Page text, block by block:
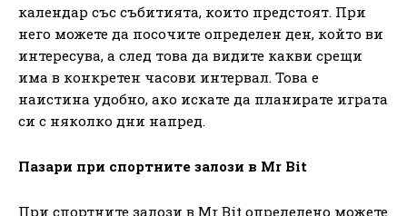
календар със събитията, които предстоят. При
него можете да посочите определен ден, който ви
интересува, а след това да видите какви срещи
има в конкретен часови интервал. Това е
наистина удобно, ако искате да планирате играта
си с няколко дни напред.
Пазари при спортните залози в Mr Bit
При спортните залози в Mr Bit определено можете